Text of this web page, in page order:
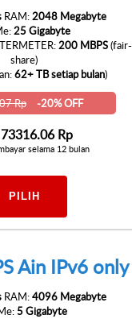
RAM:2048 Megabyte
25 Gigabyte
200 MBPS(fair-
share)
62+ TB setiap bulan)
Rp
-20% OFF
73316.06 Rp
selama 12 bulan
PILIH
Ain IPv6 only
RAM:4096 Megabyte
5 Gigabyte